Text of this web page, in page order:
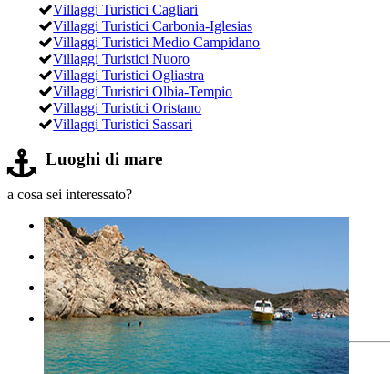
Villaggi Turistici Cagliari
Villaggi Turistici Carbonia-Iglesias
Villaggi Turistici Medio Campidano
Villaggi Turistici Nuoro
Villaggi Turistici Ogliastra
Villaggi Turistici Olbia-Tempio
Villaggi Turistici Oristano
Villaggi Turistici Sassari
Luoghi di mare
a cosa sei interessato?